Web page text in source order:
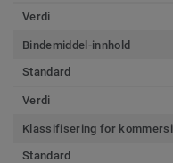
Verdi
Bindemiddel-innhold
Standard
Verdi
Klassifisering for
Standard